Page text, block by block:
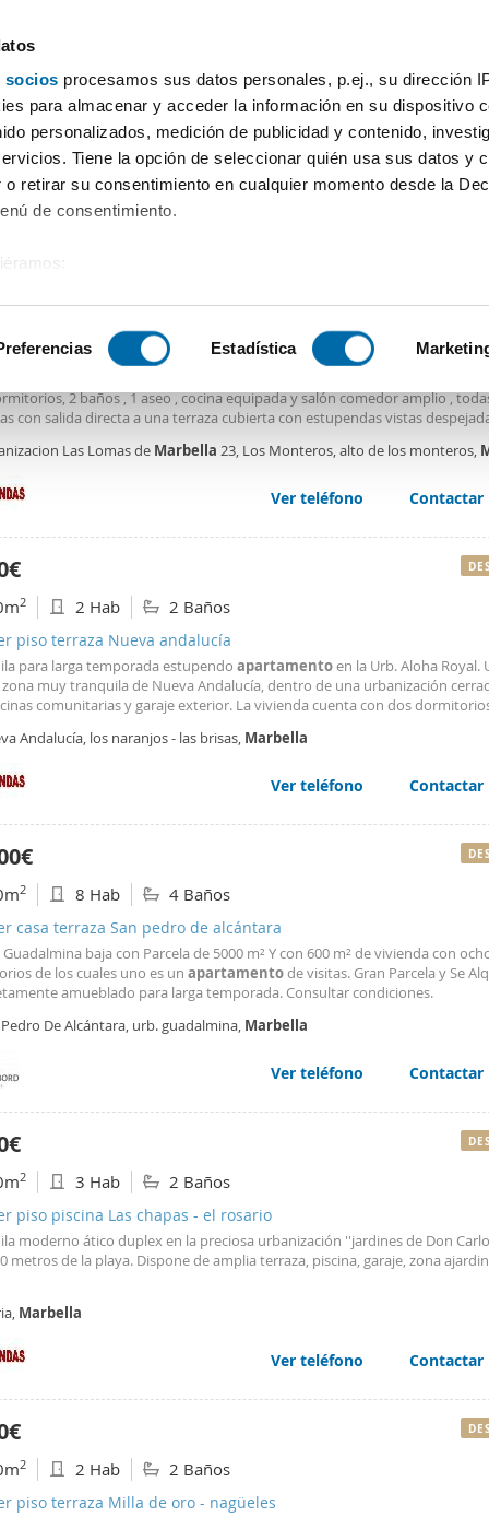
socios procesamos sus datos personales, p.ej., su dirección
para almacenar y acceder la información en su dispositivo
personalizados, medición de publicidad y contenido,
Tiene la opción de seleccionar quién usa sus datos y
retirar su consentimiento en cualquier momento desde la
de consentimiento.
analizándolo activamente para buscar características
cómo se procesan sus datos personales y establezca
de datos. Puede cambiar o retirar su consentimiento en
se usan para personalizar el contenido y los anuncios,
el tráfico. Además, compartimos información sobre el uso
de redes sociales, publicidad y análisis web, quienes
que les haya proporcionado o que hayan recopilado a
Estadística
Habitaciones Más filtros - 1
Marbella
piso terraza Las chapas - el rosario
2 baños , 1 aseo , cocina equipada y salón comedor amplio ,
con salida directa a una terraza cubierta con estupendas vistas
2 trasteros y piscina con jardín comunitario . Estaría disponible a
año por adelantado , 2 meses de fianza más mes de agencia.
Las Lomas de Marbella 23, Los Monteros, alto de los monteros,
Ver teléfono Contactar
2 2 Hab 2 Baños
piso terraza Nueva andalucía
para larga temporada estupendo apartamentoen la Urb. Aloha Royal.
muy tranquila de Nueva Andalucía, dentro de una urbanización
comunitarias y garaje exterior. La vivienda cuenta con dos
dos meses de fianza, mes en curso y un mes de honorarios de agencia.
Andalucía, los naranjos - las brisas, Marbella
Ver teléfono Contactar
2 8 Hab 4 Baños
casa terraza San pedro de alcántara
baja con Parcela de 5000 m² Y con 600 m² de vivienda con
de los cuales uno es un apartamentode visitas. Gran Parcela y Se
amueblado para larga temporada. Consultar condiciones.
De Alcántara, urb. guadalmina, Marbella
Ver teléfono Contactar
2 3 Hab 2 Baños
piso piscina Las chapas - el rosario
moderno ático duplex en la preciosa urbanización ''jardines de Don
metros de la playa. Dispone de amplia terraza, piscina, garaje, zona
Marbella
Ver teléfono Contactar
2 2 Hab 2 Baños
piso terraza Milla de oro - nagüeles